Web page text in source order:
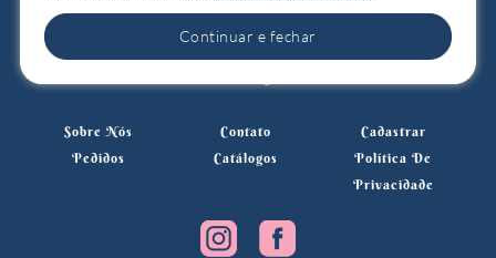
Sobre Nós Contato
Cadastrar
Pedidos
Catálogos
Política De
Privacidade
Continuar e fechar